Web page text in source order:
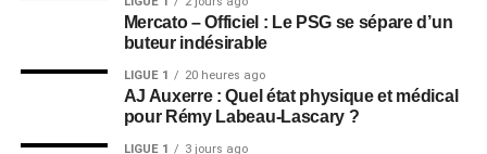
Mercato – Officiel : Le PSG se sépare d’un
buteur indésirable
LIGUE 1 20 heures ago
AJ Auxerre : Quel état physique et médical
pour Rémy Labeau-Lascary ?
LIGUE 1 3 jours ago